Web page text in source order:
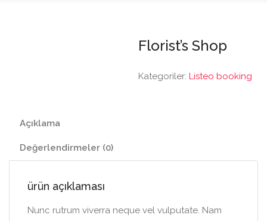
Florist’s Shop
Kategoriler:Listeo booking
Açıklama
Değerlendirmeler (0)
ürün açıklaması
Nunc rutrum viverra neque vel vulputate. Nam